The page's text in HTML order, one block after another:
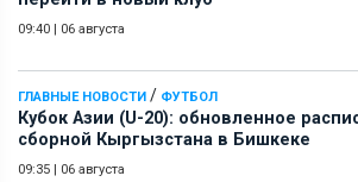
09:40 | 06 августа
ГЛАВНЫЕ НОВОСТИ / ФУТБОЛ
Кубок Азии (U-20): обновленное
сборной Кыргызстана в Бишкеке
09:35 | 06 августа